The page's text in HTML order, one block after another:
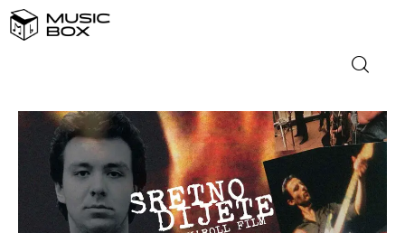
NASLOVNICA
DOMAĆA GLAZBA
STRANA GLAZBA